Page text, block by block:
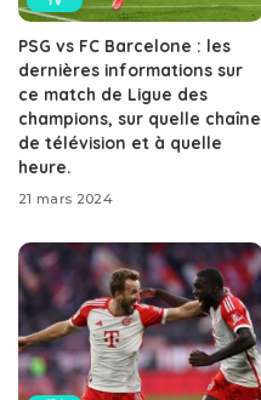
PSG vs FC Barcelone : les
dernières informations sur
ce match de Ligue des
champions, sur quelle chaîne
de télévision et à quelle
heure.
21 mars 2024